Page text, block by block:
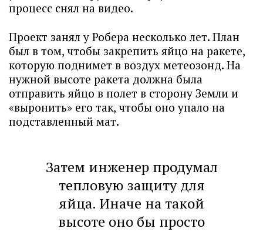
процесс снял на видео.
Проект занял у Робера несколько лет. План
был в том, чтобы закрепить яйцо на ракете,
которую поднимет в воздух метеозонд. На
нужной высоте ракета должна была
отправить яйцо в полет в сторону Земли и
«выронить» его так, чтобы оно упало на
подставленный мат.
Затем инженер продумал
тепловую защиту для
яйца. Иначе на такой
высоте оно бы просто